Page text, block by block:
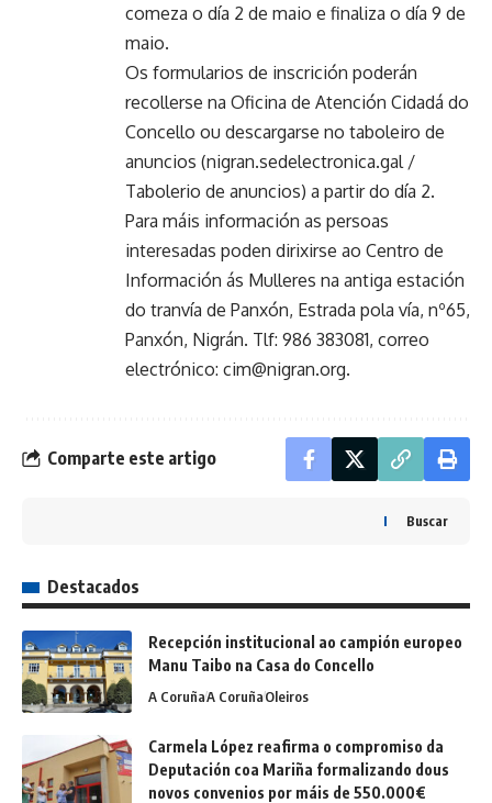
comeza o día 2 de maio e finaliza o día 9 de
maio.
Os formularios de inscrición poderán
recollerse na Oficina de Atención Cidadá do
Concello ou descargarse no taboleiro de
anuncios (nigran.sedelectronica.gal /
Tabolerio de anuncios) a partir do día 2.
Para máis información as persoas
interesadas poden dirixirse ao Centro de
Información ás Mulleres na antiga estación
do tranvía de Panxón, Estrada pola vía, nº65,
Panxón, Nigrán. Tlf: 986 383081, correo
electrónico: cim@nigran.org.
Comparte este artigo
Buscar
Destacados
Recepción institucional ao campión europeo
Manu Taibo na Casa do Concello
A CoruñaA CoruñaOleiros
Carmela López reafirma o compromiso da
Deputación coa Mariña formalizando dous
novos convenios por máis de 550.000€